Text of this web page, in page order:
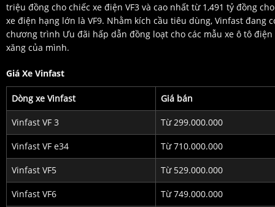
triệu đồng cho chiếc xe điện VF3 và cao nhất từ 1,491 tỷ đồng
xe điện hạng lớn là VF9. Nhằm kích cầu tiêu dùng, Vinfast đang
chương trình Ưu đãi hấp dẫn đồng loạt cho các mẫu xe ô tô điện
xăng của mình.
Giá Xe Vinfast
Dòng xe Vinfast Giá bán
Vinfast VF 3 Từ 299.000.000
Vinfast VF e34 Từ 710.000.000
Vinfast VF5 Từ 529.000.000
Vinfast VF6 Từ 749.000.000